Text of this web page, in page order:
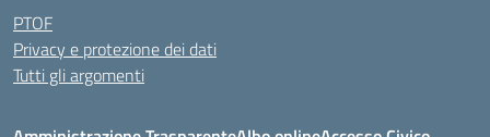
PTOF
Privacy e protezione dei dati
Tutti gli argomenti